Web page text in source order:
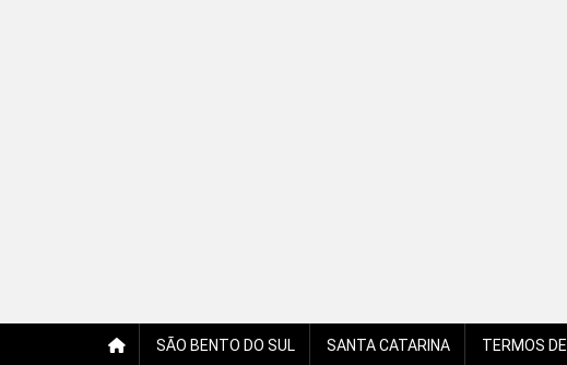
SÃO BENTO DO SUL SANTA CATARINA TERMOS